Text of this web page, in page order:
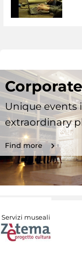
Unique events
extraordinary
Find more
Servizi museali